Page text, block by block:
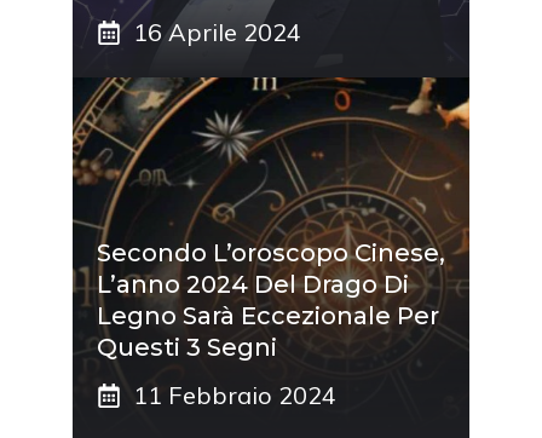
16 Aprile 2024
Secondo L’oroscopo Cinese,
L’anno 2024 Del Drago Di
Legno Sarà Eccezionale Per
Questi 3 Segni
11 Febbraio 2024